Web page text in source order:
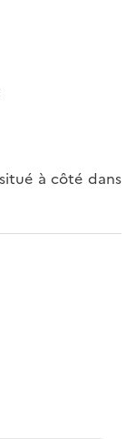
à côté dans